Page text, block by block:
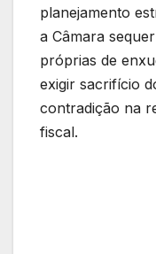
planejamento
a Câmara
próprias de
exigir sacrifício
contradição na
fiscal.